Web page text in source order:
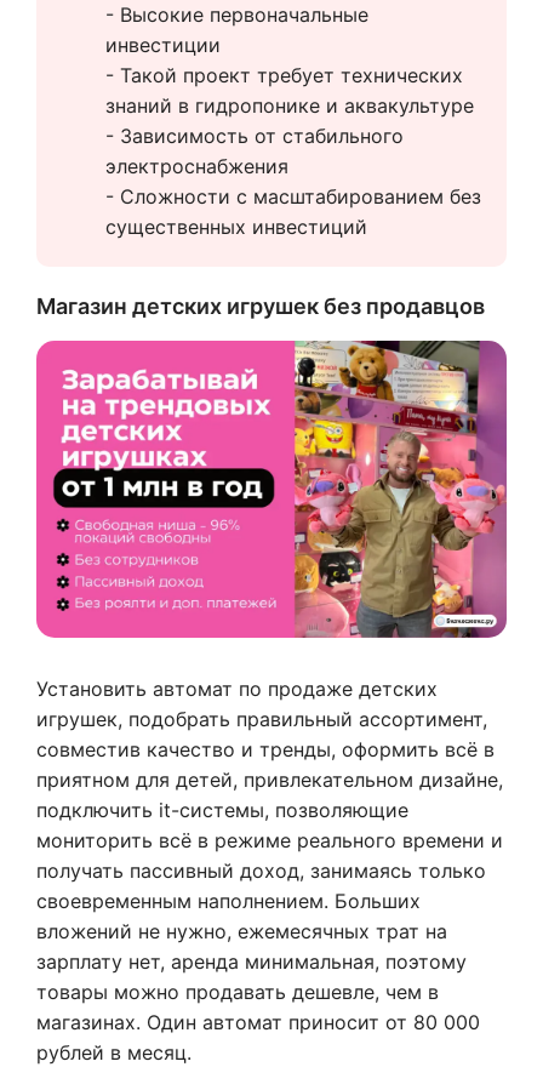
- Высокие первоначальные
инвестиции
- Такой проект требует технических
знаний в гидропонике и аквакультуре
- Зависимость от стабильного
электроснабжения
- Сложности с масштабированием без
существенных инвестиций
Магазин детских игрушек без продавцов
Установить автомат по продаже детских
игрушек, подобрать правильный ассортимент,
совместив качество и тренды, оформить всё в
приятном для детей, привлекательном дизайне,
подключить it-системы, позволяющие
мониторить всё в режиме реального времени и
получать пассивный доход, занимаясь только
своевременным наполнением. Больших
вложений не нужно, ежемесячных трат на
зарплату нет, аренда минимальная, поэтому
товары можно продавать дешевле, чем в
магазинах. Один автомат приносит от 80 000
рублей в месяц.